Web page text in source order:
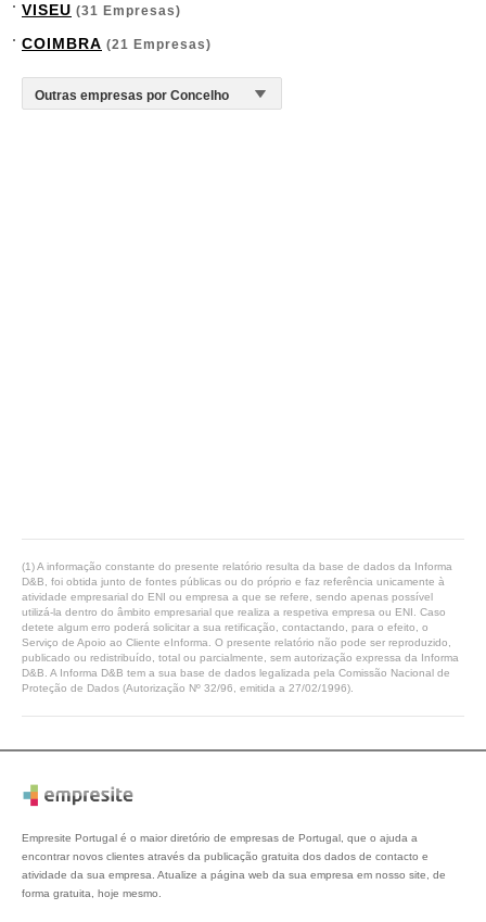
VISEU (31 Empresas)
COIMBRA (21 Empresas)
(1) A informação constante do presente relatório resulta da base de dados da Informa
D&B, foi obtida junto de fontes públicas ou do próprio e faz referência unicamente à
atividade empresarial do ENI ou empresa a que se refere, sendo apenas possível
utilizá-la dentro do âmbito empresarial que realiza a respetiva empresa ou ENI. Caso
detete algum erro poderá solicitar a sua retificação, contactando, para o efeito, o
Serviço de Apoio ao Cliente eInforma. O presente relatório não pode ser reproduzido,
publicado ou redistribuído, total ou parcialmente, sem autorização expressa da Informa
D&B. A Informa D&B tem a sua base de dados legalizada pela Comissão Nacional de
Proteção de Dados (Autorização Nº 32/96, emitida a 27/02/1996).
Empresite Portugal é o maior diretório de empresas de Portugal, que o ajuda a
encontrar novos clientes através da publicação gratuita dos dados de contacto e
atividade da sua empresa. Atualize a página web da sua empresa em nosso site, de
forma gratuita, hoje mesmo.